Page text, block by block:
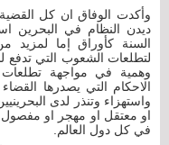
وأكدت الوفاق ان كل
ديدن النظام في البحرين
السنة كأوراق إما لمزيد
لتطلعات الشعوب التي تدفع
وهمية في مواجهة
الاحكام التي يصدرها
واستهزاء وتنذر لدى
او معتقل او مهجر او مفصول
في كل دول العالم.